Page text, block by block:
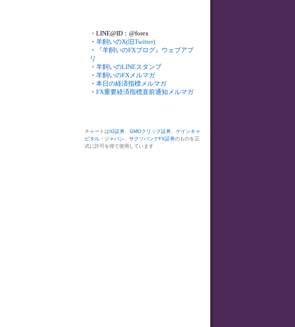
・LINE@ID：@forex
・ 羊飼いのX(旧Twitter)
・
『羊飼いのFXブログ』ウェブアプ
リ
・ 羊飼いのLINEスタンプ
・ 羊飼いのFXメルマガ
・ 本日の経済指標メルマガ
・ FX重要経済指標直前通知メルマガ
チャートはIG証券 GMOクリック証券
ゲインキャ
ピタル・ジャパン
サクソバンクFX証券のものを正
式に許可を得て使用しています